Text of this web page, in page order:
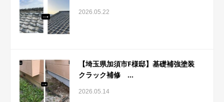
2026.05.22
【埼玉県加須市F様邸】基礎補強塗装
クラック補修 ...
2026.05.14